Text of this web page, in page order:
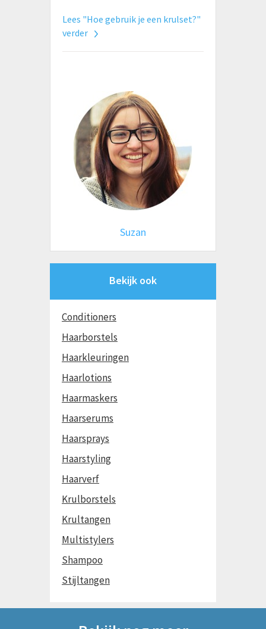
Lees "Hoe gebruik je een krulset?"
verder
Suzan
Bekijk ook
Conditioners
Haarborstels
Haarkleuringen
Haarlotions
Haarmaskers
Haarserums
Haarsprays
Haarstyling
Haarverf
Krulborstels
Krultangen
Multistylers
Shampoo
Stijltangen